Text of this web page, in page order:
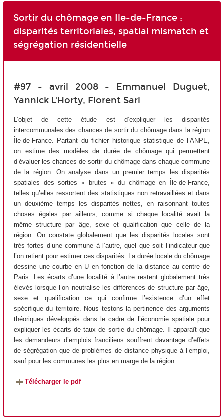
Sortir du chômage en Ile-de-France :
disparités territoriales, spatial mismatch et
ségrégation résidentielle
#97 - avril 2008 - Emmanuel Duguet,
Yannick L'Horty, Florent Sari
L’objet de cette étude est d’expliquer les disparités
intercommunales des chances de sortir du chômage dans la région
Île-de-France. Partant du fichier historique statistique de l’ANPE,
on estime des modèles de durée de chômage qui permettent
d’évaluer les chances de sortir du chômage dans chaque commune
de la région. On analyse dans un premier temps les disparités
spatiales des sorties « brutes » du chômage en Île-de-France,
telles qu’elles ressortent des statistiques non retravaillées et dans
un deuxième temps les disparités nettes, en raisonnant toutes
choses égales par ailleurs, comme si chaque localité avait la
même structure par âge, sexe et qualification que celle de la
région. On constate globalement que les disparités locales sont
très fortes d’une commune à l’autre, quel que soit l’indicateur que
l’on retient pour estimer ces disparités. La durée locale du chômage
dessine une courbe en U en fonction de la distance au centre de
Paris. Les écarts d’une localité à l’autre restent globalement très
élevés lorsque l’on neutralise les différences de structure par âge,
sexe et qualification ce qui confirme l’existence d’un effet
spécifique du territoire. Nous testons la pertinence des arguments
théoriques développés dans le cadre de l’économie spatiale pour
expliquer les écarts de taux de sortie du chômage. Il apparaît que
les demandeurs d’emplois franciliens souffrent davantage d’effets
de ségrégation que de problèmes de distance physique à l’emploi,
sauf pour les communes les plus en marge de la région.
Télécharger le pdf